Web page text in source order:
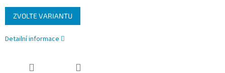
Měrná
cena:
ZVOLTE VARIANTU
Detailní informace